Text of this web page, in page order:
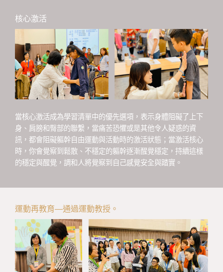
核心激活
當核心激活成為學習清單中的優先選項，表示身體阻礙了上下
身、肩膀和臀部的聯繫，當痛苦恐懼或是其他令人疑惑的資
訊，都會阻礙軀幹自由運動與活動時的激活狀態；當激活核心
時，你會覺察到鬆散、不穩定的軀幹逐漸醒覺穩定，持續這樣
的穩定與醒覺，調和人將覺察到自己感覺安全與踏實。
運動再教育—通過運動教授。